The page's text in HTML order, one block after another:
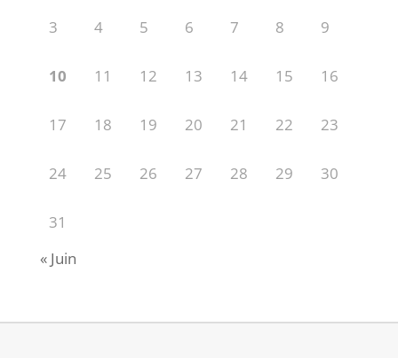
3 4 5 6 7 8 9
10 11 12 13 14 15 16
17 18 19 20 21 22 23
24 25 26 27 28 29 30
31
« Juin